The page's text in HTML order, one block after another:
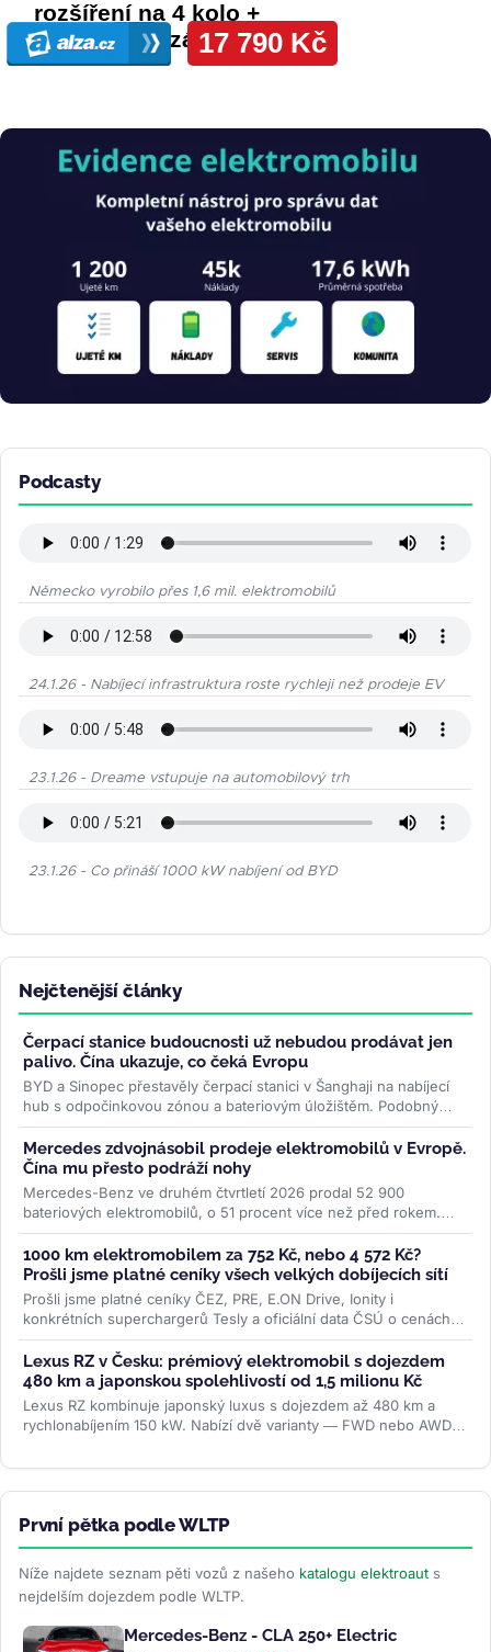
Obrázek
Podcasty
Německo vyrobilo přes 1,6 mil. elektromobilů
24.1.26 - Nabíjecí infrastruktura roste rychleji než prodeje EV
23.1.26 - Dreame vstupuje na automobilový trh
23.1.26 - Co přináší 1000 kW nabíjení od BYD
Nejčtenější články
Čerpací stanice budoucnosti už nebudou prodávat jen
palivo. Čína ukazuje, co čeká Evropu
BYD a Sinopec přestavěly čerpací stanici v Šanghaji na nabíjecí
hub s odpočinkovou zónou a bateriovým úložištěm. Podobný
model může...>>
Mercedes zdvojnásobil prodeje elektromobilů v Evropě.
Čína mu přesto podráží nohy
Mercedes-Benz ve druhém čtvrtletí 2026 prodal 52 900
bateriových elektromobilů, o 51 procent více než před rokem.
Evropa rostla o 87 procent...>>
1000 km elektromobilem za 752 Kč, nebo 4 572 Kč?
Prošli jsme platné ceníky všech velkých dobíjecích sítí
Prošli jsme platné ceníky ČEZ, PRE, E.ON Drive, Ionity i
konkrétních superchargerů Tesly a oficiální data ČSÚ o cenách
paliv. Rozdíl je...>>
Lexus RZ v Česku: prémiový elektromobil s dojezdem
480 km a japonskou spolehlivostí od 1,5 milionu Kč
Lexus RZ kombinuje japonský luxus s dojezdem až 480 km a
rychlonabíjením 150 kW. Nabízí dvě varianty — FWD nebo AWD
První pětka podle WLTP
Níže najdete seznam pěti vozů z našeho katalogu elektroaut s
nejdelším dojezdem podle WLTP.
Mercedes-Benz - CLA 250+ Electric